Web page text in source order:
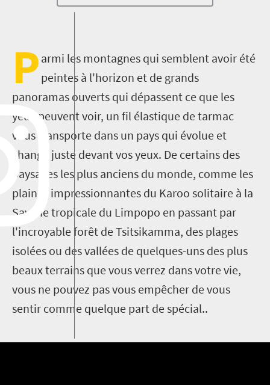
P armi les montagnes qui semblent avoir été
peintes à l'horizon et de grands
panoramas ouverts qui dépassent ce que les
yeux peuvent voir, un fil élastique de tarmac
vous transporte dans un pays qui évolue et
change juste devant vos yeux. De certains des
paysages les plus anciens du monde, comme les
plaines impressionnantes du Karoo solitaire à la
Savane tropicale du Limpopo en passant par
l'incroyable forêt de Tsitsikamma, des plages
isolées ou des vallées de quelques-uns des plus
beaux terrains que vous verrez dans votre vie,
vous ne pouvez pas vous empêcher de vous
sentir comme quelque part de spécial..